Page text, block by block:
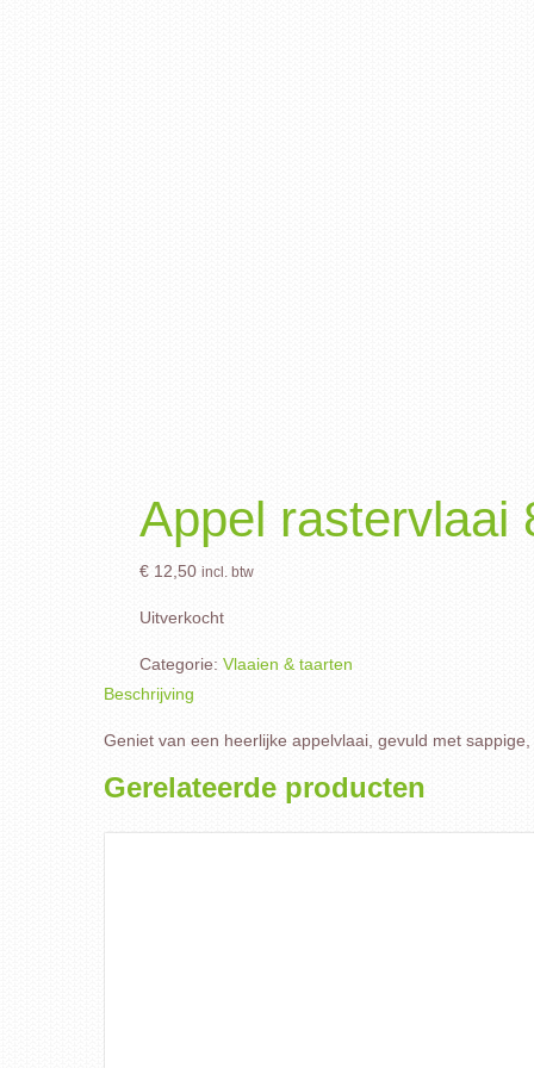
Appel rastervlaai
€ 12,50 incl. btw
Uitverkocht
Categorie: Vlaaien & taarten
Beschrijving
Geniet van een heerlijke appelvlaai, gevuld met
Gerelateerde producten